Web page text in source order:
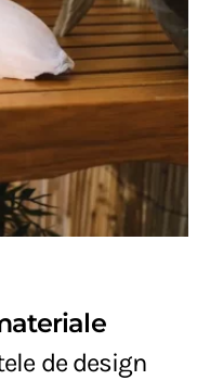
de design